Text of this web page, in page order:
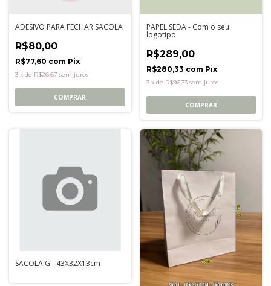
ADESIVO PARA FECHAR SACOLA
R$80,00
R$77,60 com Pix
3 x de R$26,67 sem juros
COMPRAR
PAPEL SEDA - Com o seu
logotipo
R$289,00
R$280,33 com Pix
3 x de R$96,33 sem juros
COMPRAR
SACOLA G - 43X32X13cm